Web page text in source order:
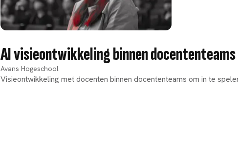
AI visieontwikkeling binnen docententeams
Avans Hogeschool
Visieontwikkeling met docenten binnen docententeams om in te